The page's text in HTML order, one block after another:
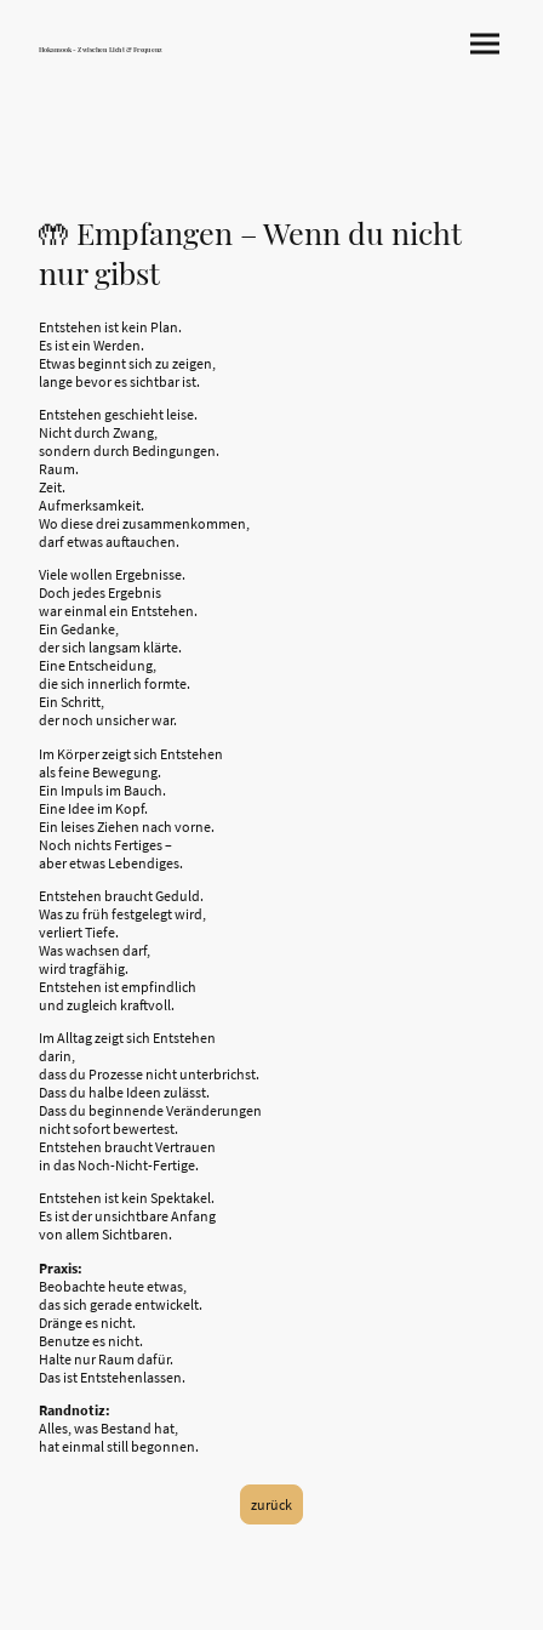
Hokamook - Zwischen Licht & Frequenz
🤲 Empfangen – Wenn du nicht
nur gibst
Entstehen ist kein Plan.
Es ist ein Werden.
Etwas beginnt sich zu zeigen,
lange bevor es sichtbar ist.
Entstehen geschieht leise.
Nicht durch Zwang,
sondern durch Bedingungen.
Raum.
Zeit.
Aufmerksamkeit.
Wo diese drei zusammenkommen,
darf etwas auftauchen.
Viele wollen Ergebnisse.
Doch jedes Ergebnis
war einmal ein Entstehen.
Ein Gedanke,
der sich langsam klärte.
Eine Entscheidung,
die sich innerlich formte.
Ein Schritt,
der noch unsicher war.
Im Körper zeigt sich Entstehen
als feine Bewegung.
Ein Impuls im Bauch.
Eine Idee im Kopf.
Ein leises Ziehen nach vorne.
Noch nichts Fertiges –
aber etwas Lebendiges.
Entstehen braucht Geduld.
Was zu früh festgelegt wird,
verliert Tiefe.
Was wachsen darf,
wird tragfähig.
Entstehen ist empfindlich
und zugleich kraftvoll.
Im Alltag zeigt sich Entstehen
darin,
dass du Prozesse nicht unterbrichst.
Dass du halbe Ideen zulässt.
Dass du beginnende Veränderungen
nicht sofort bewertest.
Entstehen braucht Vertrauen
in das Noch-Nicht-Fertige.
Entstehen ist kein Spektakel.
Es ist der unsichtbare Anfang
von allem Sichtbaren.
Praxis:
Beobachte heute etwas,
das sich gerade entwickelt.
Dränge es nicht.
Benutze es nicht.
Halte nur Raum dafür.
Das ist Entstehenlassen.
Randnotiz:
Alles, was Bestand hat,
hat einmal still begonnen.
zurück